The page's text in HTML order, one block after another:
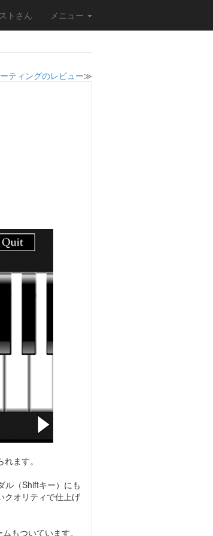
トさん メニュー
ティングのレビュー≫
ます。
（Shiftキー）にも
クオリティで仕上げ
もついています。